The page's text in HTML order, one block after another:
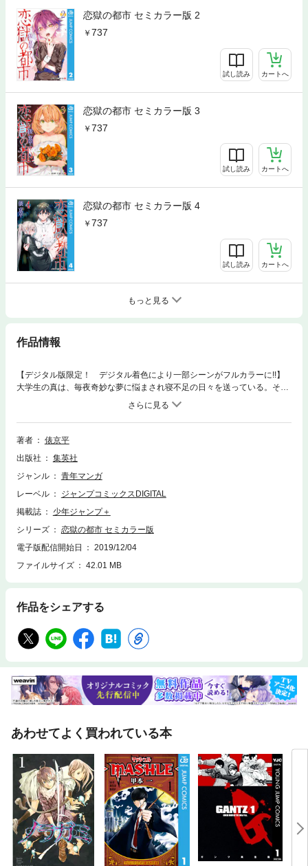
恋獄の都市 セミカラー版 2
737
試し読み カートへ
恋獄の都市 セミカラー版 3
737
試し読み カートへ
恋獄の都市 セミカラー版 4
737
試し読み カートへ
もっと見る
作品情報
【デジタル版限定！ デジタル着色により一部シーンがフルカラーに!!】
大学生の真は、毎夜奇妙な夢に悩まされ寝不足の日々を送っている。そん
な中、片想い中の幼馴染・愛に告白したその刹那、彼女に異変が!? それ
と同時に巨大な目に監視されているような幻覚を見た真は!? 恋と戦慄の
サバイバルサスペンスここに開幕!!
著者
俵京平
出版社
集英社
ジャンル
青年マンガ
レーベル
ジャンプコミックスDIGITAL
掲載誌
少年ジャンプ＋
シリーズ
恋獄の都市 セミカラー版
電子版配信開始日
2019/12/04
ファイルサイズ
42.01 MB
作品をシェアする
あわせてよく買われている本